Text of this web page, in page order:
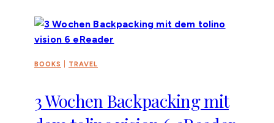
BOOKS TRAVEL
3 Wochen Backpacking mit